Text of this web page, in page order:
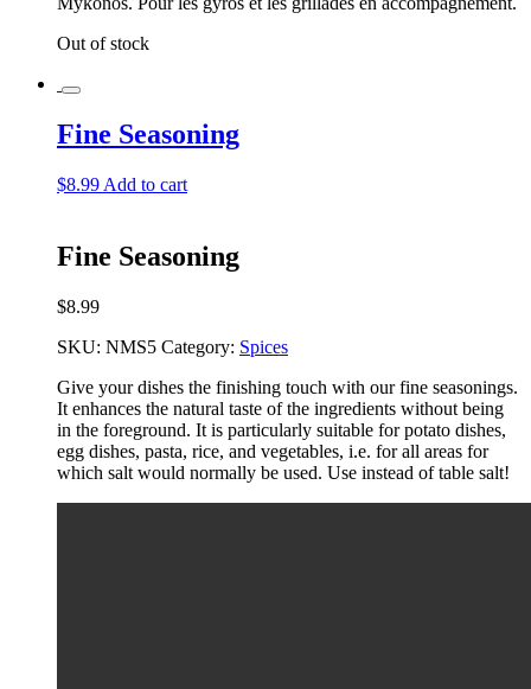
Out of stock
Fine Seasoning
$8.99 Add to cart
Fine Seasoning
$8.99
SKU: NMS5 Category: Spices
Give your dishes the finishing touch with our fine seasonings.
It enhances the natural taste of the ingredients without being
in the foreground. It is particularly suitable for potato dishes,
egg dishes, pasta, rice, and vegetables, i.e. for all areas for
which salt would normally be used. Use instead of table salt!